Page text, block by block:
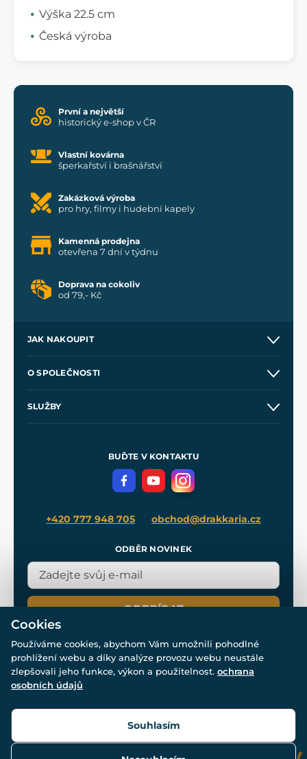
Výška 22.5 cm
Česká výroba
První a největší
historický e-shop v ČR
Vlastní kovárna
šperkařství i brašnářství
Zakázková výroba
pro hry, filmy i hudební kapely
Kamenná prodejna
otevřena 7 dní v týdnu
Doprava na cokoliv
od 79,- Kč
JAK NAKOUPIT
Velkoobchod
O SPOLEČNOSTI
SLUŽBY
Meče pro Kingdom Come
BUĎTE V KONTAKTU
+420 777 948 705 obchod@drakkaria.cz
ODBĚR NOVINEK
ODEBÍRAT
© Všechna práva vyhrazena. www.drakkaria.cz 2007-2026.
Cookies
Používáme cookies, abychom Vám umožnili pohodlné
prohlížení webu a díky analýze provozu webu neustále
zlepšovali jeho funkce, výkon a použitelnost. ochrana
osobních údajů
Souhlasím